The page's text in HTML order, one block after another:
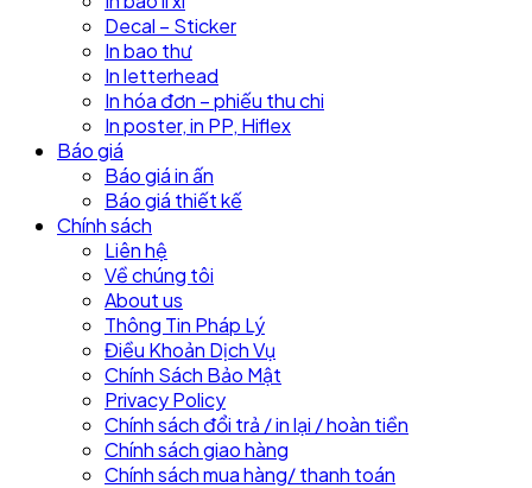
Decal – Sticker
In bao thư
In letterhead
In hóa đơn – phiếu thu chi
In poster, in PP, Hiflex
Báo giá
Báo giá in ấn
Báo giá thiết kế
Chính sách
Liên hệ
Về chúng tôi
About us
Thông Tin Pháp Lý
Điều Khoản Dịch Vụ
Chính Sách Bảo Mật
Privacy Policy
Chính sách đổi trả / in lại / hoàn tiền
Chính sách giao hàng
Chính sách mua hàng/ thanh toán